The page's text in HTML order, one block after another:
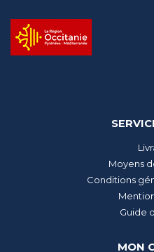
Moyens
Conditions
Guide
MON